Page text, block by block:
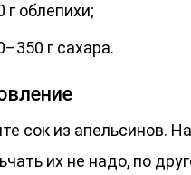
г облепихи;
г сахара.
сок из апельсинов.
их не надо, по